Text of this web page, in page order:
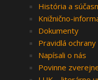
História a
Knižnično-
Dokumenty
Pravidlá
Napísali o nás
Povinne